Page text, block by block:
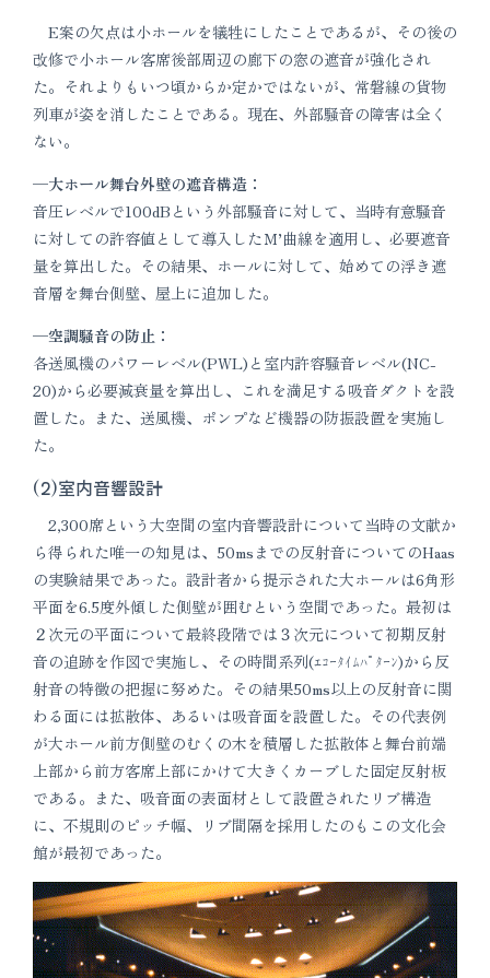
E案の欠点は小ホールを犠牲にしたことであるが、その後の
改修で小ホール客席後部周辺の廊下の窓の遮音が強化され
た。それよりもいつ頃からか定かではないが、常磐線の貨物
列車が姿を消したことである。現在、外部騒音の障害は全く
ない。
─大ホール舞台外壁の遮音構造：
音圧レベルで100dBという外部騒音に対して、当時有意騒音
に対しての許容値として導入したＭ’曲線を適用し、必要遮音
量を算出した。その結果、ホールに対して、始めての浮き遮
音層を舞台側壁、屋上に追加した。
─空調騒音の防止：
各送風機のパワーレベル(PWL)と室内許容騒音レベル(NC-
20)から必要減衰量を算出し、これを満足する吸音ダクトを設
置した。また、送風機、ポンプなど機器の防振設置を実施し
た。
(2)室内音響設計
2,300席という大空間の室内音響設計について当時の文献か
ら得られた唯一の知見は、50msまでの反射音についてのHaas
の実験結果であった。設計者から提示された大ホールは6角形
平面を6.5度外傾した側壁が囲むという空間であった。最初は
２次元の平面について最終段階では３次元について初期反射
音の追跡を作図で実施し、その時間系列(ｴｺｰﾀｲﾑﾊﾟﾀｰﾝ)から反
射音の特徴の把握に努めた。その結果50ms以上の反射音に関
わる面には拡散体、あるいは吸音面を設置した。その代表例
が大ホール前方側壁のむくの木を積層した拡散体と舞台前端
上部から前方客席上部にかけて大きくカーブした固定反射板
である。また、吸音面の表面材として設置されたリブ構造
に、不規則のピッチ幅、リブ間隔を採用したのもこの文化会
館が最初であった。